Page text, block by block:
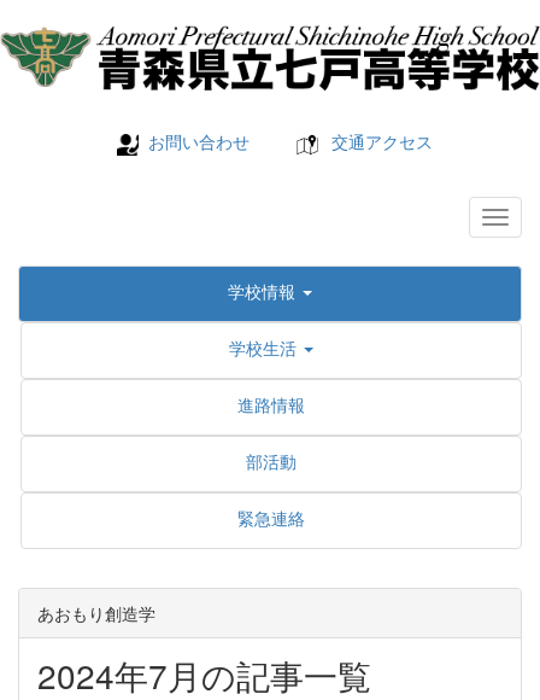
お問い合わせ 交通アクセス
学校情報
学校生活
進路情報
部活動
緊急連絡
あおもり創造学
2024年7月の記事一覧